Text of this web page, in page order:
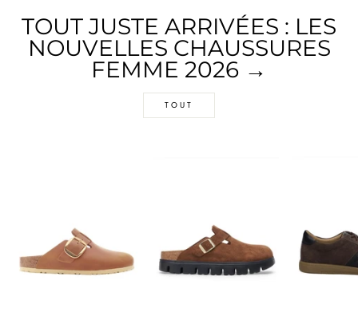
TOUT JUSTE ARRIVÉES : LES
NOUVELLES CHAUSSURES
FEMME 2026 →
TOUT